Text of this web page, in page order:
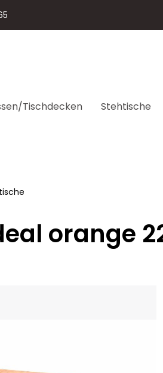
Tischdecken Stehtische
orange